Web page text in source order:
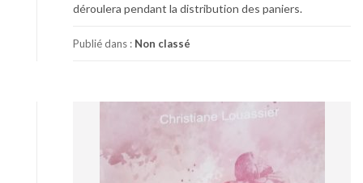
déroulera pendant la distribution des paniers.
Publié dans : Non classé